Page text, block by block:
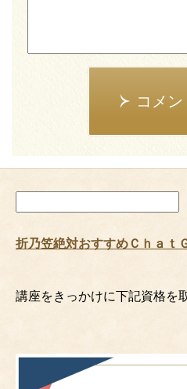
コメ
索
折乃笠絶対おすすめＣｈａｔ
講座をきっかけに下記資格を